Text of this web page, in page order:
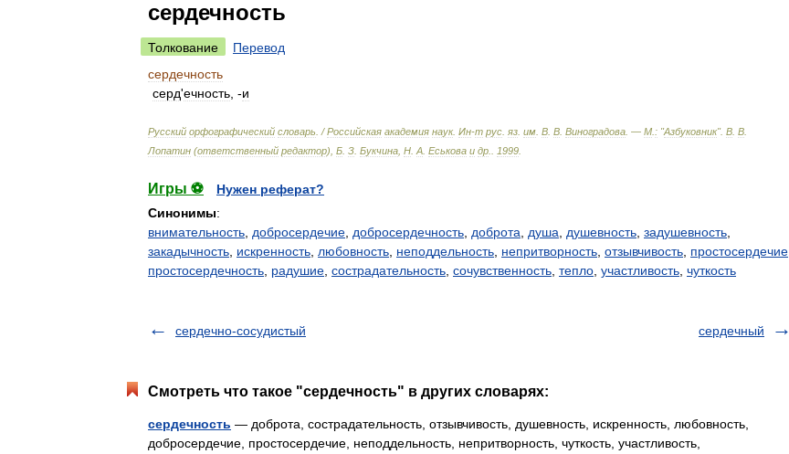
сердечность
Толкование
Перевод
сердечность
серд'ечность , -и
Русский орфографический словарь . /Российская академия наук. Ин-т рус яз им В В Виноградова . — М : "Азбуковник". В В
Лопатин (ответственный редактор), Б З Букчина Н А Еськова и др 1999
Игры ⚽
Нужен реферат?
Синонимы:
внимательность добросердечие добросердечность доброта душа душевность задушевность
закадычность искренность любовность неподдельность непритворность отзывчивость простосердечие
простосердечность радушие сострадательность сочувственность тепло участливость чуткость
сердечно-сосудистый сердечный
Смотреть что такое "сердечность" в других словарях:
сердечность — доброта, сострадательность, отзывчивость, душевность, искренность, любовность,
добросердечие, простосердечие, неподдельность, непритворность, чуткость, участливость,